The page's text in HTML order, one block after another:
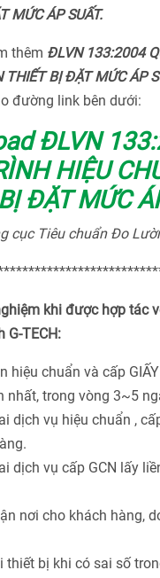
MỨC ÁP SUẤT.
thêm ĐLVN 133:2004
THIẾT BỊ ĐẶT MỨC ÁP
đường link bên dưới:
ĐLVN
HIỆU
ĐẶT MỨC
cục Tiêu chuẩn Đo
khi được hợp tác
G-TECH:
chuẩn và cấp GIẤY
nhất, trong vòng 3~5
dịch vụ hiệu chuẩn ,
dịch vụ cấp GCN lấy
nơi cho khách hàng,
bị khi có sai số